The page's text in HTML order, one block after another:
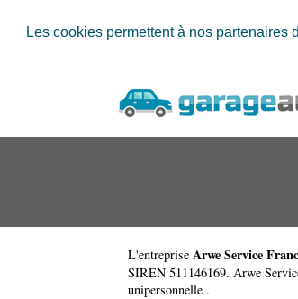
Les cookies permettent à nos
L'entreprise Arwe Service
SIREN 511146169. Arwe
unipersonnelle .